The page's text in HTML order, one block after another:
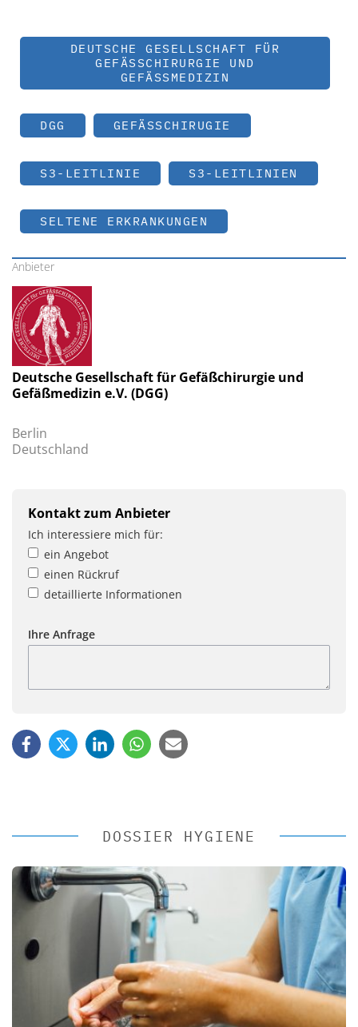
DEUTSCHE GESELLSCHAFT FÜR
GEFÄSSCHIRURGIE UND G
EFÄSSMEDIZIN
DGG GEFÄSSCHIRUGIE
S3-LEITLINIE S3-LEITLINIEN
SELTENE ERKRANKUNGEN
Anbieter
Deutsche Gesellschaft für Gefäßchirurgie und
Gefäßmedizin e.V. (DGG)
Berlin
Deutschland
Kontakt zum Anbieter
Ich interessiere mich für:
ein Angebot
einen Rückruf
detaillierte Informationen
Ihre Anfrage
DOSSIER HYGIENE